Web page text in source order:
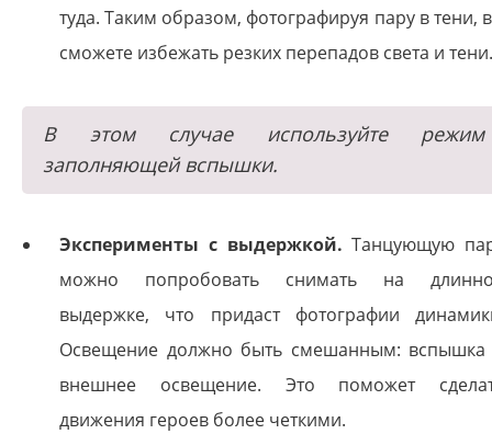
туда. Таким образом, фотографируя пару в тени,
сможете избежать резких перепадов света и тени.
В этом случае используйте режим
заполняющей вспышки.
Эксперименты с выдержкой. Танцующую
можно попробовать снимать на
выдержке, что придаст фотографии
Освещение должно быть смешанным:
внешнее освещение. Это поможет
движения героев более четкими.